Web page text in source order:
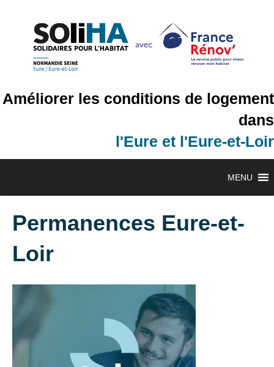
Améliorer les conditions de logement
dans
l'Eure et l'Eure-et-Loir
MENU
Permanences Eure-et-
Loir